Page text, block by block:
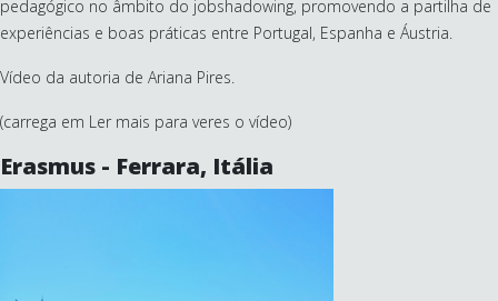
pedagógico no âmbito do jobshadowing, promovendo a partilha de
experiências e boas práticas entre Portugal, Espanha e Áustria.
Vídeo da autoria de Ariana Pires.
(carrega em Ler mais para veres o vídeo)
Erasmus - Ferrara, Itália